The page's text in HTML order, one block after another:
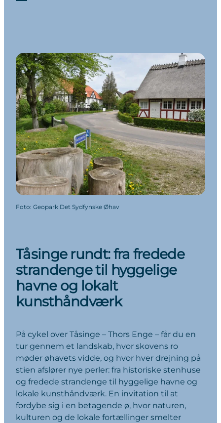
Foto: Geopark Det Sydfynske Øhav
Tåsinge rundt: fra fredede
strandenge til hyggelige
havne og lokalt
kunsthåndværk
På cykel over Tåsinge – Thors Enge – får du en
tur gennem et landskab, hvor skovens ro
møder øhavets vidde, og hvor hver drejning på
stien afslører nye perler: fra historiske stenhuse
og fredede strandenge til hyggelige havne og
lokale kunsthåndværk. En invitation til at
fordybe sig i en betagende ø, hvor naturen,
kulturen og de lokale fortællinger smelter